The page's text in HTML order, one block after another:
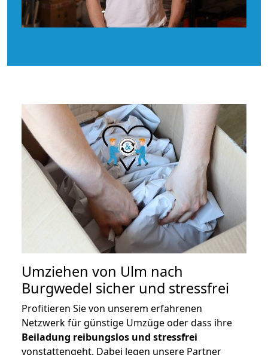
Umziehen von Ulm nach
Burgwedel sicher und stressfrei
Profitieren Sie von unserem erfahrenen
Netzwerk für günstige Umzüge oder dass ihre
Beiladung reibungslos und stressfrei
vonstattengeht. Dabei legen unsere Partner